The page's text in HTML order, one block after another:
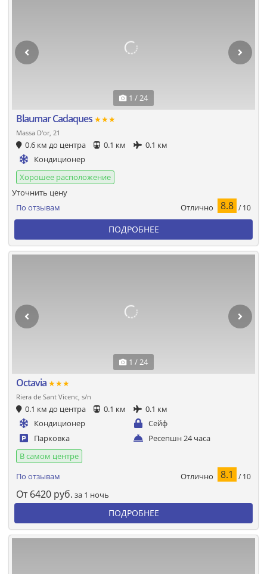
1 / 24
Blaumar Cadaques ★★★
Massa D'or, 21
0.6 км до центра 0.1 км
0.1 км
Кондиционер
Хорошее расположение
По отзывам Отлично 8.8 / 10
Уточнить цену
ПОДРОБНЕЕ
1 / 24
Octavia ★★★
Riera de Sant Vicenc, s/n
0.1 км до центра 0.1 км
0.1 км
Кондиционер
Сейф
Парковка
Ресепшн 24 часа
В самом центре
По отзывам
Отлично 8.1 / 10
От 6420 руб. за 1 ночь
ПОДРОБНЕЕ